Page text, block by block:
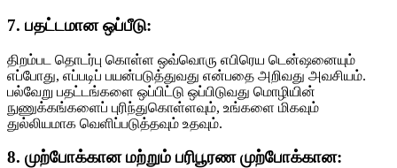
7. பதட்டமான ஒப்பீடு:
திறம்பட தொடர்பு கொள்ள ஒவ்வொரு எபிரெய டென்ஷனையும்
எப்போது, எப்படிப் பயன்படுத்துவது என்பதை அறிவது அவசியம்.
பல்வேறு பதட்டங்களை ஒப்பிட்டு ஒப்பிடுவது மொழியின்
நுணுக்கங்களைப் புரிந்துகொள்ளவும், உங்களை மிகவும்
துல்லியமாக வெளிப்படுத்தவும் உதவும்.
8. முற்போக்கான மற்றும் பரிபூரண முற்போக்கான: